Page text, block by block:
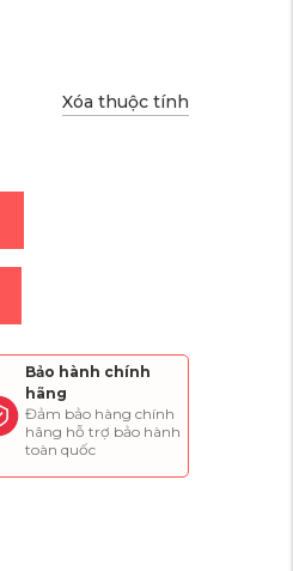
Xóa thuộc tính
Bảo hành chính
hãng
Đảm bảo hàng chính
hãng hỗ trợ bảo hành
toàn quốc